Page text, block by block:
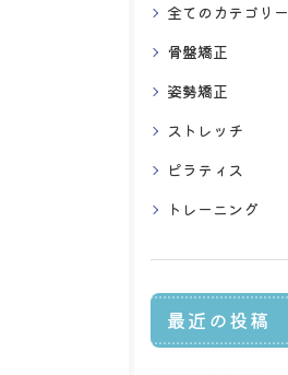
全てのカテゴリー
骨盤矯正
姿勢矯正
ストレッチ
ピラティス
トレーニング
最近の投稿